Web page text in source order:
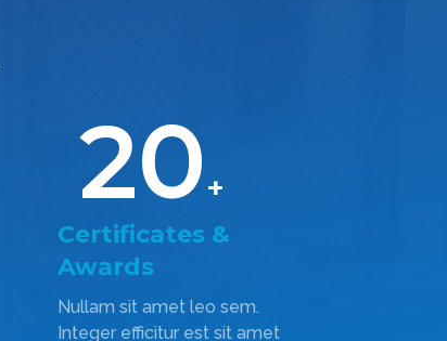
20+
Certificates &
Awards
Nullam sit amet leo sem.
Integer efficitur est sit amet